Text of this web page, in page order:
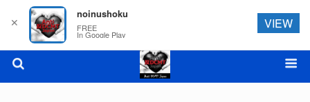
✕
noinushoku
FREE
In Google Play
VIEW